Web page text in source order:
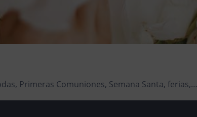
Primeras Comuniones, Semana Santa, ferias,…